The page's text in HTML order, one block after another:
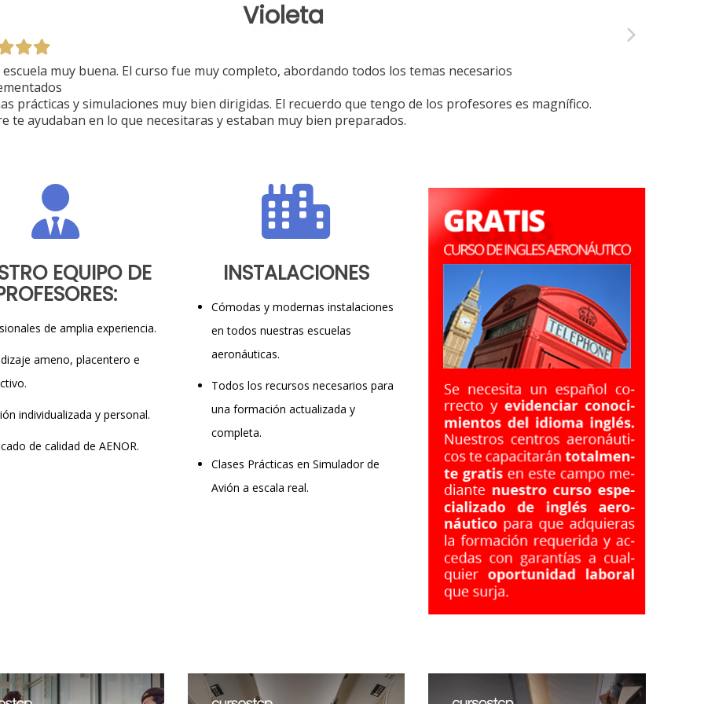
Violeta
escuela muy buena. El curso fue muy completo, abordando todos los temas necesarios
prácticas y simulaciones muy bien dirigidas. El recuerdo que tengo de los profesores es magnífico.
te ayudaban en lo que necesitaras y estaban muy bien preparados.
EQUIPO DE
de amplia experiencia.
ameno, placentero e
individualizada y personal.
de calidad de AENOR.
INSTALACIONES
Cómodas y modernas instalaciones
en todos nuestras escuelas
aeronáuticas.
Todos los recursos necesarios para
una formación actualizada y
completa.
Clases Prácticas en Simulador de
Avión a escala real.